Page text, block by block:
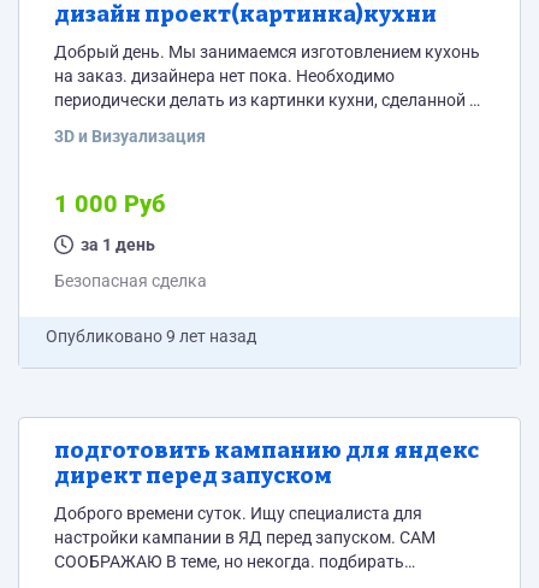
дизайн проект(картинка)кухни
Добрый день. Мы занимаемся изготовлением кухонь
на заказ. дизайнера нет пока. Необходимо
периодически делать из картинки кухни, сделанной в
привлекательные картинки кухни с нескольких
3D и Визуализация
1 000 Руб
за 1 день
Безопасная сделка
Опубликовано9 лет назад
подготовить кампанию для яндекс
директ перед запуском
Доброго времени суток. Ищу специалиста для
настройки кампании в ЯД перед запуском. САМ
СООБРАЖАЮ В теме, но некогда. подбирать